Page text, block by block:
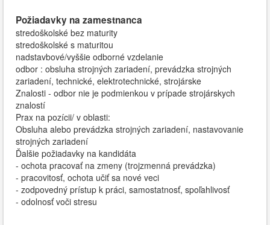
Požiadavky na zamestnanca
stredoškolské bez maturity
stredoškolské s maturitou
nadstavbové/vyššie odborné vzdelanie
odbor : obsluha strojných zariadení, prevádzka strojných
zariadení, technické, elektrotechnické, strojárske
Znalosti - odbor nie je podmienkou v prípade strojárskych
znalostí
Prax na pozícii/ v oblasti:
Obsluha alebo prevádzka strojných zariadení, nastavovanie
strojných zariadení
Ďalšie požiadavky na kandidáta
- ochota pracovať na zmeny (trojzmenná prevádzka)
- pracovitosť, ochota učiť sa nové veci
- zodpovedný prístup k práci, samostatnosť, spoľahlivosť
- odolnosť voči stresu